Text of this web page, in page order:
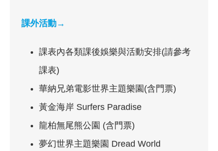
課外活動→
課表內各類課後娛樂與活動安排(請參考
課表)
華納兄弟電影世界主題樂園(含門票)
黃金海岸 Surfers Paradise
龍柏無尾熊公園 (含門票)
夢幻世界主題樂園 Dread World